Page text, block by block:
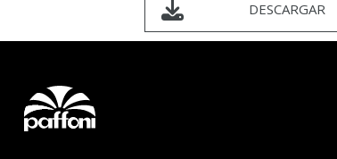
DESCARGAR